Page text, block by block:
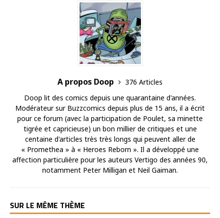
A propos Doop
376 Articles
Doop lit des comics depuis une quarantaine d'années.
Modérateur sur Buzzcomics depuis plus de 15 ans, il a écrit
pour ce forum (avec la participation de Poulet, sa minette
tigrée et capricieuse) un bon millier de critiques et une
centaine d'articles très très longs qui peuvent aller de
« Promethea » à « Heroes Reborn ». Il a développé une
affection particulière pour les auteurs Vertigo des années 90,
notamment Peter Milligan et Neil Gaiman.
SUR LE MÊME THÈME